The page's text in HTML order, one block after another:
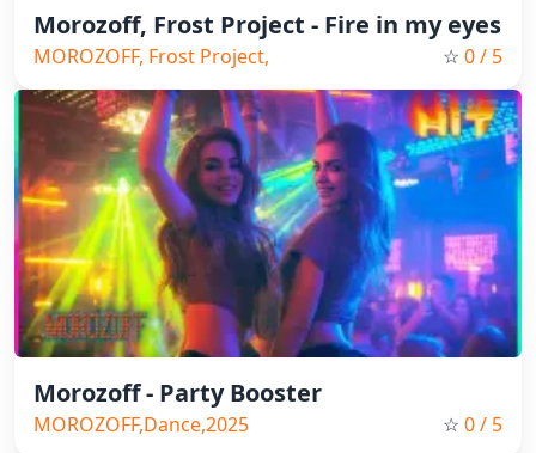
Morozoff, Frost Project - Fire in my eyes
MOROZOFF, Frost Project,
Eurodance,2025
☆ 0/ 5
Morozoff - Party Booster
MOROZOFF,Dance,2025 ☆ 0/ 5